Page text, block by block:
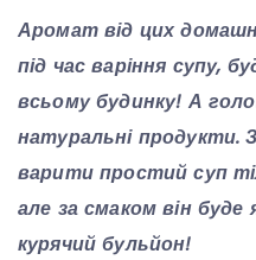
Аромат від цих
під час варіння супу,
всьому будинку! А
натуральні продукти.
варити простий суп
але за смаком він буде
курячий бульйон!